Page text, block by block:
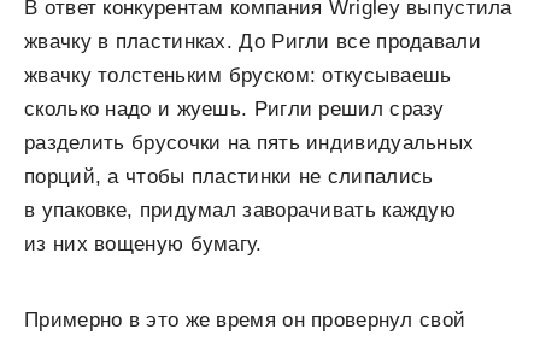
В ответ конкурентам компания Wrigley выпустила
жвачку в пластинках. До Ригли все продавали
жвачку толстеньким бруском: откусываешь
сколько надо и жуешь. Ригли решил сразу
разделить брусочки на пять индивидуальных
порций, а чтобы пластинки не слипались
в упаковке, придумал заворачивать каждую
из них вощеную бумагу.
Примерно в это же время он провернул свой